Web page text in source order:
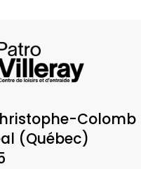
Colomb
(Québec)